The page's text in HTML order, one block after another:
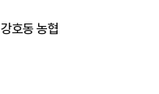
호동 농협